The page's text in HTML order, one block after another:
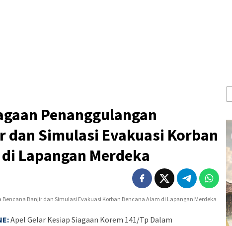
Penanggulangan
dan Simulasi Evakuasi Korban
Lapangan Merdeka
Apel Gelar Kesiap Siagaan Korem 141/Tp Dalam